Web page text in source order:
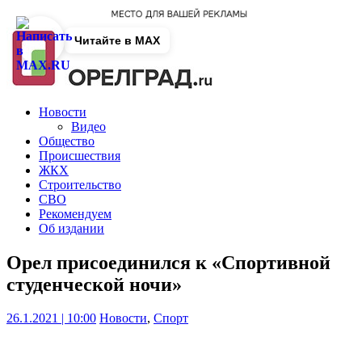
Новости
Видео
Общество
Происшествия
ЖКХ
Строительство
СВО
Рекомендуем
Об издании
Орел присоединился к «Спортивной
студенческой ночи»
26.1.2021 | 10:00 Новости, Спорт
Читайте в MAX